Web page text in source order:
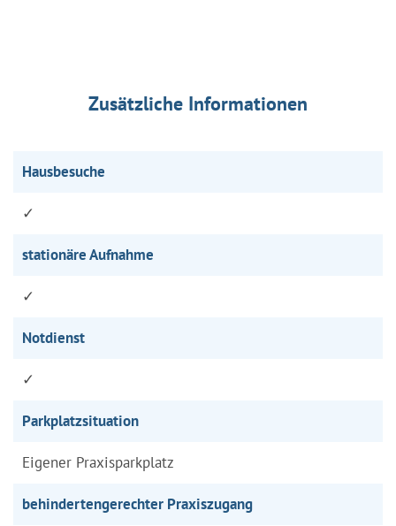
Zusätzliche Informationen
Hausbesuche
✓
stationäre Aufnahme
✓
Notdienst
✓
Parkplatzsituation
Eigener Praxisparkplatz
behindertengerechter Praxiszugang